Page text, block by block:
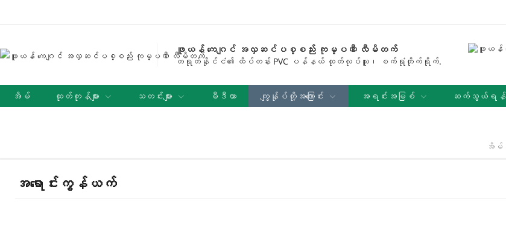
ဖူယန် ကေဂျင် အလှဆင်ပစ္စည်း ကုမ္ပဏီ လီမိတက်
တရုတ်နိုင်ငံ၏ ထိပ်တန်း PVC ပန်နယ် ထုတ်လုပ်သူ၊ စက်ရုံတိုက်ရိုက်.
အိမ် ထုတ်ကုန်များ သတင်းများ မီဒီယာ ကျွန်ုပ်တို့အကြောင်း အရင်းအမြစ် ဆက်သွယ်ရန်
အိမ်
အရောင်းကွန်ယက်